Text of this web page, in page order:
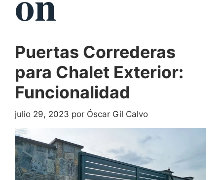
Puertas Correderas
para Chalet Exterior:
Funcionalidad
julio 29, 2023 por Óscar Gil Calvo